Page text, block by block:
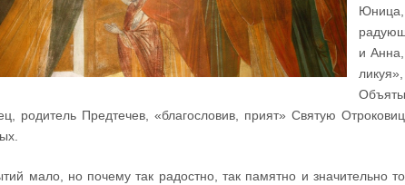
и
родитель Предтечев, «благословив, прият» Святую
мало, но почему так радостно, так памятно и значительно